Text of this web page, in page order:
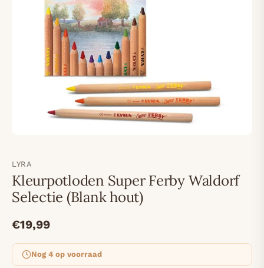
LYRA
Kleurpotloden Super Ferby Waldorf
Selectie (Blank hout)
€19,99
Nog 4 op voorraad